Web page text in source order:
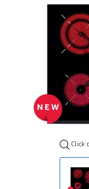
Click